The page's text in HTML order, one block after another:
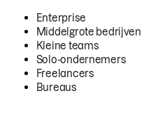
Enterprise
Middelgrote bedrijven
Kleine teams
Solo-ondernemers
Freelancers
Bureaus